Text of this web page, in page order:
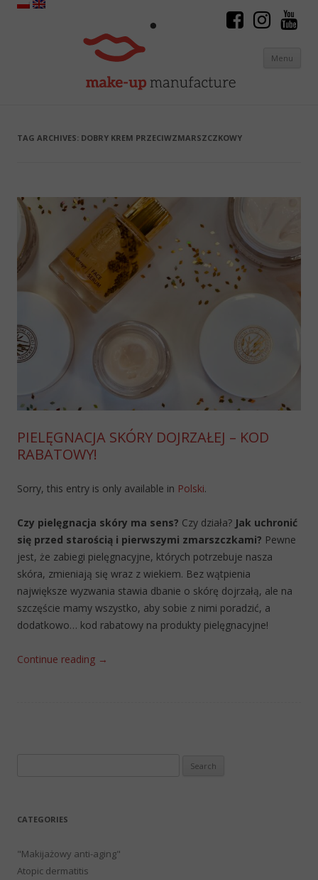
Menu
TAG ARCHIVES: DOBRY KREM PRZECIWZMARSZCZKOWY
PIELĘGNACJA SKÓRY DOJRZAŁEJ – KOD
RABATOWY!
Sorry, this entry is only available in Polski.
Czy pielęgnacja skóry ma sens? Czy działa? Jak uchronić
się przed starością i pierwszymi zmarszczkami? Pewne
jest, że zabiegi pielęgnacyjne, których potrzebuje nasza
skóra, zmieniają się wraz z wiekiem. Bez wątpienia
największe wyzwania stawia dbanie o skórę dojrzałą, ale na
szczęście mamy wszystko, aby sobie z nimi poradzić, a
dodatkowo… kod rabatowy na produkty pielęgnacyjne!
Continue reading →
CATEGORIES
"Makijażowy anti-aging"
Atopic dermatitis